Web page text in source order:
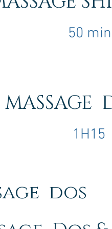
50
MASSAGE